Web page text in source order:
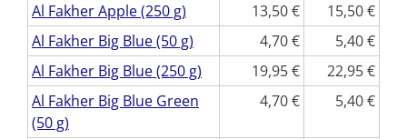
Al Fakher Apple (250 g)
13,50
15,50
Al Fakher Big Blue (50 g)
4,70
5,40
Al Fakher Big Blue (250 g)
19,95
22,95
Al Fakher Big Blue Green
(50 g)
4,70 5,40